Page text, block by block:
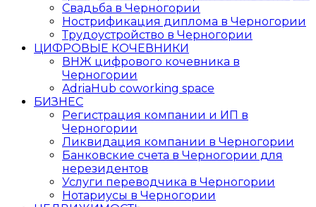
Свадьба в Черногории
Нострификация диплома в Черногории
Трудоустройство в Черногории
ЦИФРОВЫЕ КОЧЕВНИКИ
ВНЖ цифрового кочевника в
Черногории
AdriaHub coworking space
БИЗНЕС
Регистрация компании и ИП в
Черногории
Ликвидация компании в Черногории
Банковские счета в Черногории для
нерезидентов
Услуги переводчика в Черногории
Нотариусы в Черногории